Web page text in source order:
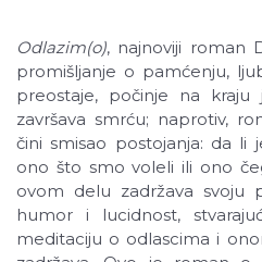
Odlazim(o), najnoviji roman
promišljanje o pamćenju,
preostaje, počinje na
završava smrću; naprotiv,
čini smisao postojanja: da
ono što smo voleli ili ono
ovom delu zadržava svoju
humor i lucidnost,
meditaciju o odlascima i